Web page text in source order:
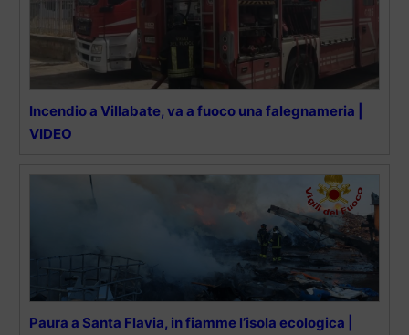
Incendio a Villabate, va a fuoco una falegnameria |
VIDEO
Paura a Santa Flavia, in fiamme l’isola ecologica |